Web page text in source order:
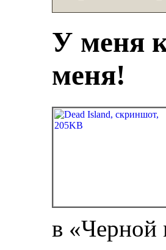
У меня
меня!
в «Черной